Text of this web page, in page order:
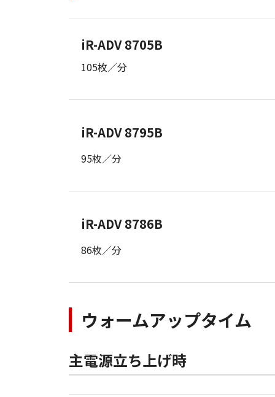
iR-ADV 8705B
105枚／分
iR-ADV 8795B
95枚／分
iR-ADV 8786B
86枚／分
ウォームアップタイム
主電源立ち上げ時